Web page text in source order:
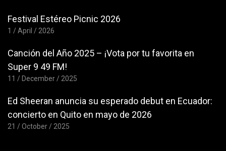
Festival Estéreo Picnic 2026
1 / April / 2026
Canción del Año 2025 – ¡Vota por tu favorita en
Super 9 49 FM!
11 / December / 2025
Ed Sheeran anuncia su esperado debut en Ecuador:
concierto en Quito en mayo de 2026
21 / October / 2025